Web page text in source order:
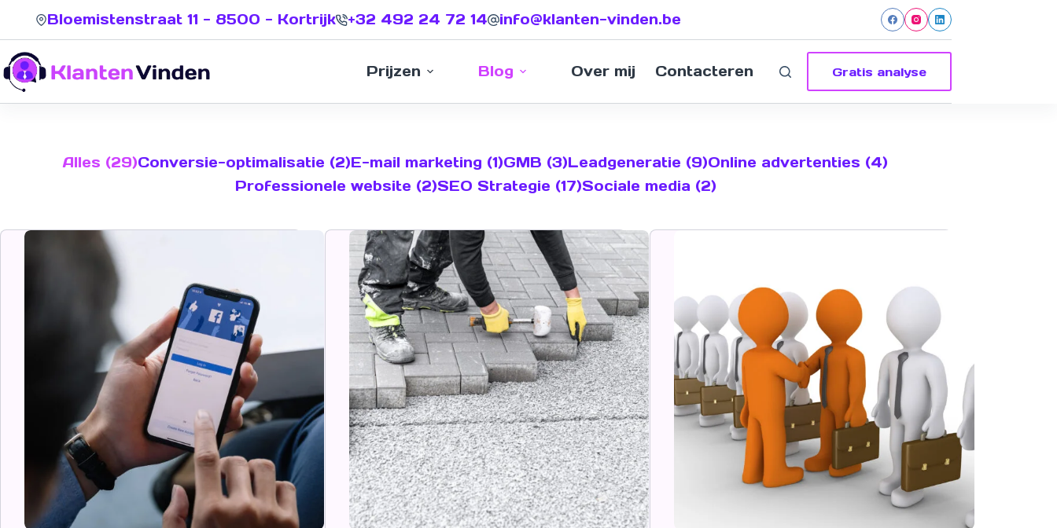
Bloemistenstraat 11 - 8500 - Kortrijk +32 492 24 72 14 info@klanten-vinden.be
Prijzen Blog Over mij Contacteren Gratis analyse
Alles (29)Conversie-optimalisatie (2)E-mail marketing (1)GMB (3)Leadgeneratie (9)Online advertenties (4)
Professionele website (2)SEO Strategie (17)Sociale media (2)